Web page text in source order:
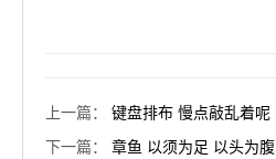
上一篇： 键盘排布 慢点敲乱着呢
下一篇： 章鱼 以须为足 以头为腹